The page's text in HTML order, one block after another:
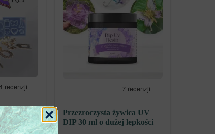
i
Przezroczysta żywica UV
DIP 30 ml o dużej lepkości